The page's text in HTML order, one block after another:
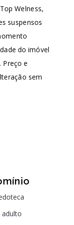
Welness,
suspensos
do imóvel
Preço e
sem
adulto